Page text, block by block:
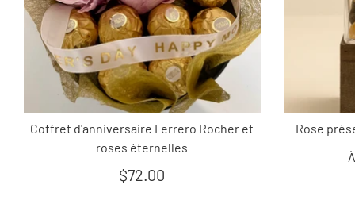
Coffret d'anniversaire Ferrero Rocher et
roses éternelles
$72.00
Rose